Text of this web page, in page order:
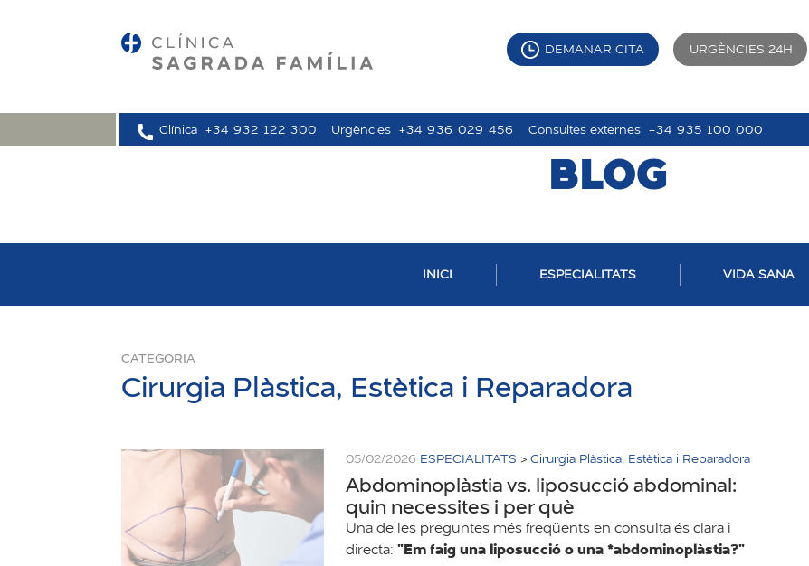
DEMANAR CITA URGÈNCIES 24H
Clínica +34 932 122 300 Urgències +34 936 029 456 Consultes externes +34 935 100 000
BLOG
INICI ESPECIALITATS VIDA SANA
CATEGORIA
Cirurgia Plàstica, Estètica i Reparadora
05/02/2026 ESPECIALITATS >Cirurgia Plàstica, Estètica i Reparadora
Abdominoplàstia vs. liposucció abdominal:
quin necessites i per què
Una de les preguntes més freqüents en consulta és clara i
directa:"Em faig una liposucció o una *abdominoplàstia?"